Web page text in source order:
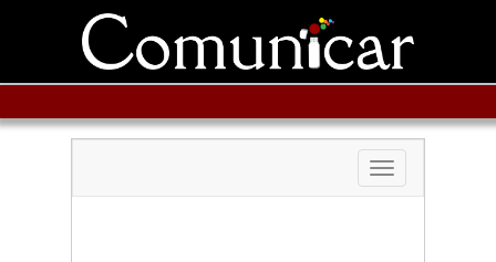
Toggle
navigation